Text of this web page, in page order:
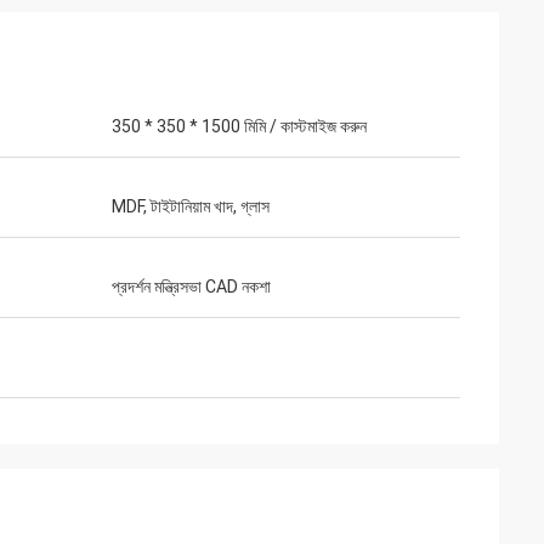
350 * 350 * 1500 মিমি / কাস্টমাইজ করুন
MDF, টাইটানিয়াম খাদ, গ্লাস
প্রদর্শন মন্ত্রিসভা CAD নকশা